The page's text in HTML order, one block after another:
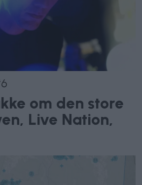
om den store
Live Nation,